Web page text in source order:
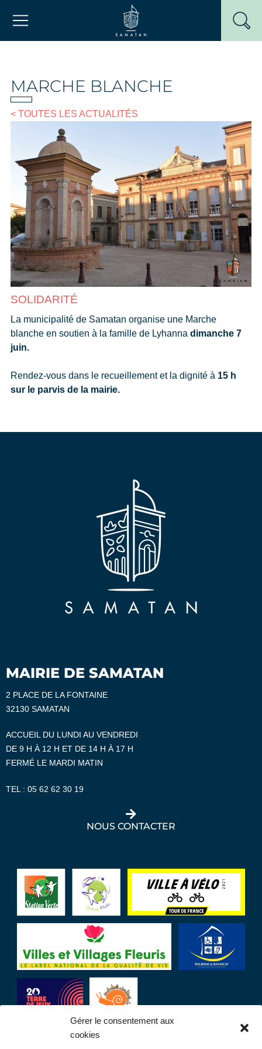
Gérer le consentement aux
cookies
Mairie de Samatan
MARCHE BLANCHE
< TOUTES LES ACTUALITÉS
SOLIDARITÉ
La municipalité de Samatan organise une Marche
blanche en soutien à la famille de Lyhanna dimanche 7
juin.
Rendez-vous dans le recueillement et la dignité à 15 h
sur le parvis de la mairie.
MAIRIE DE SAMATAN
2 PLACE DE LA FONTAINE
32130 SAMATAN
ACCUEIL DU LUNDI AU VENDREDI
DE 9 H À 12 H ET DE 14 H À 17 H
FERMÉ LE MARDI MATIN
TEL : 05 62 62 30 19
NOUS CONTACTER